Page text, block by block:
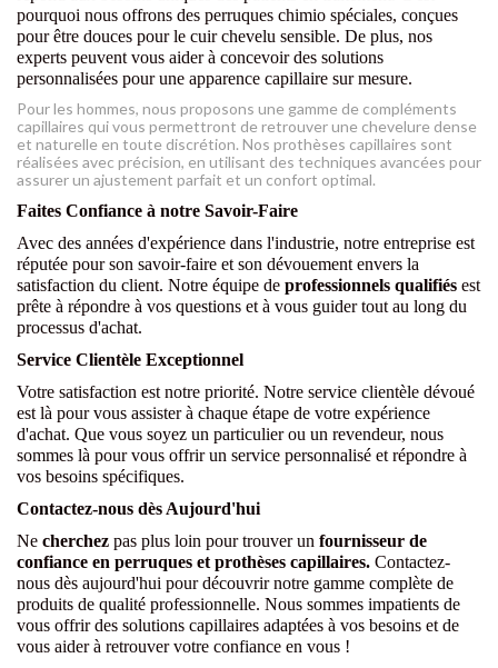
pourquoi nous offrons des perruques chimio spéciales, conçues
pour être douces pour le cuir chevelu sensible. De plus, nos
experts peuvent vous aider à concevoir des solutions
personnalisées pour une apparence capillaire sur mesure.
Pour les hommes, nous proposons une gamme de compléments
capillaires qui vous permettront de retrouver une chevelure dense
et naturelle en toute discrétion. Nos prothèses capillaires sont
réalisées avec précision, en utilisant des techniques avancées pour
assurer un ajustement parfait et un confort optimal.
Faites Confiance à notre Savoir-Faire
Avec des années d'expérience dans l'industrie, notre entreprise est
réputée pour son savoir-faire et son dévouement envers la
satisfaction du client. Notre équipe de professionnels qualifiés est
prête à répondre à vos questions et à vous guider tout au long du
processus d'achat.
Service Clientèle Exceptionnel
Votre satisfaction est notre priorité. Notre service clientèle dévoué
est là pour vous assister à chaque étape de votre expérience
d'achat. Que vous soyez un particulier ou un revendeur, nous
sommes là pour vous offrir un service personnalisé et répondre à
vos besoins spécifiques.
Contactez-nous dès Aujourd'hui
Ne cherchez pas plus loin pour trouver un fournisseur de
confiance en perruques et prothèses capillaires. Contactez-
nous dès aujourd'hui pour découvrir notre gamme complète de
produits de qualité professionnelle. Nous sommes impatients de
vous offrir des solutions capillaires adaptées à vos besoins et de
vous aider à retrouver votre confiance en vous !